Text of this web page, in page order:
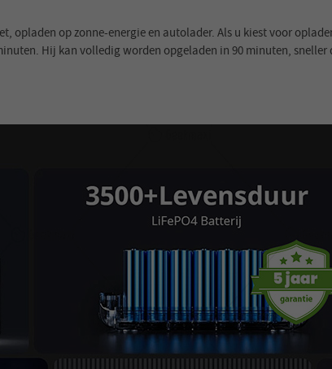
opladen op zonne-energie en autolader. Als u kiest voor
Hij kan volledig worden opgeladen in 90 minuten, sneller